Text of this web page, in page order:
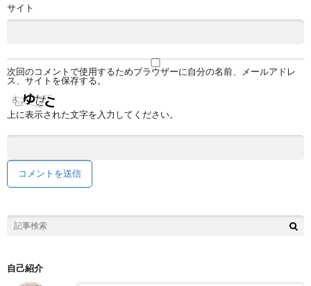
サイト
次回のコメントで使用するためブラウザーに自分の名前、メールアドレ
ス、サイトを保存する。
上に表示された文字を入力してください。
自己紹介